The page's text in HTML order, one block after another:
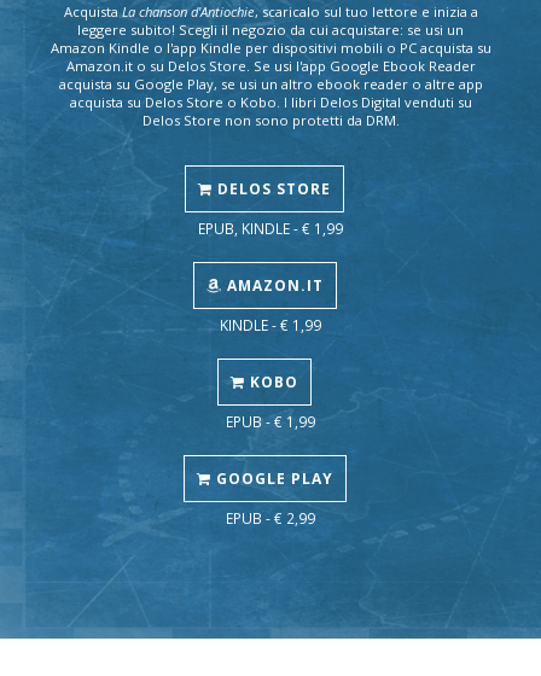
AcquistaLa chanson d'Antiochie, scaricalo sul tuo lettore e inizia a
leggere subito! Scegli il negozio da cui acquistare: se usi un
Amazon Kindle o l'app Kindle per dispositivi mobili o PC acquista su
Amazon.it o su Delos Store. Se usi l'app Google Ebook Reader
acquista su Google Play, se usi un altro ebook reader o altre app
acquista su Delos Store o Kobo. I libri Delos Digital venduti su
Delos Store non sono protetti da DRM.
DELOS STORE
EPUB, KINDLE - € 1,99
AMAZON.IT
KINDLE - € 1,99
KOBO
EPUB - € 1,99
GOOGLE PLAY
EPUB - € 2,99